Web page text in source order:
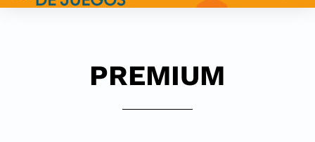
PREMIUM